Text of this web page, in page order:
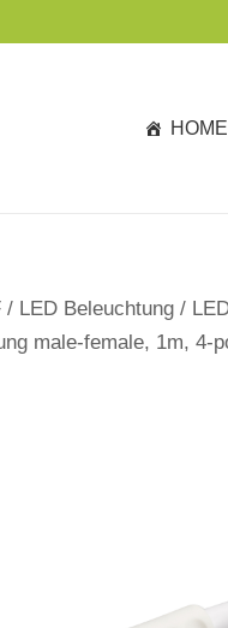
HOME
/ LED Beleuchtung /
male-female, 1m, 4-